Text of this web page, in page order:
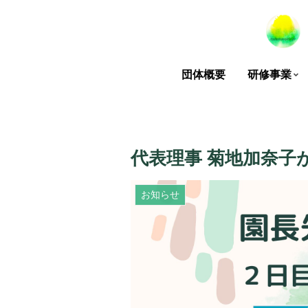
団体概要 研修事業
代表理事 菊地加奈子
お知らせ